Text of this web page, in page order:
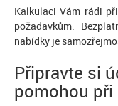
Kalkulaci Vám rádi
požadavkům.
nabídky je
Připravte si
pomohou při